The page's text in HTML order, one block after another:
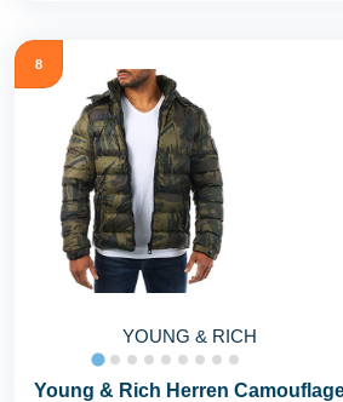
8
YOUNG & RICH
Young & Rich Herren